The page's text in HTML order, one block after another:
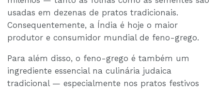
usadas em dezenas de pratos tradicionais.
Consequentemente, a Índia é hoje o maior
produtor e consumidor mundial de feno-grego.
Para além disso, o feno-grego é também um
ingrediente essencial na culinária judaica
tradicional — especialmente nos pratos festivos